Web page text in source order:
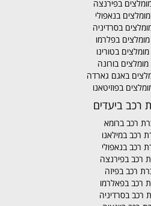
בפירנצה
בנאפולי
בסרדיניה
מומלצים בפלרמו
בטורינו
מומלצים בורונה
באגם גארדה
בפוזיטאנו
רכב ביעדים
רכב ברומא
רכב במילאנו
רכב בנאפולי
רכב בפירנצה
רכב בפיזה
רכב בפאלרמו
רכב בסרדיניה